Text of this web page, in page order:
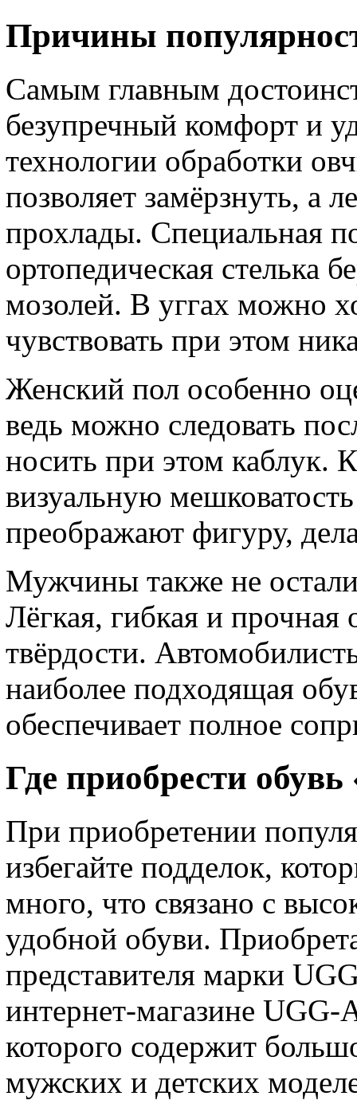
Причины
Самым главным
безупречный комфорт и
технологии обработки
позволяет замёрзнуть, а
прохлады. Специальная
ортопедическая стелька
мозолей. В уггах можно
чувствовать при этом
Женский пол особенно
ведь можно следовать
носить при этом каблук.
визуальную
преображают фигуру,
Мужчины также не
Лёгкая, гибкая и
твёрдости.
наиболее подходящая
обеспечивает полное
Где приобрести
При приобретении
избегайте подделок,
много, что связано с
удобной обуви.
представителя марки
интернет-магазине
которого содержит
мужских и детских